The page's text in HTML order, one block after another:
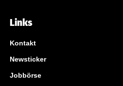
Links
Kontakt
Newsticker
Jobbörse